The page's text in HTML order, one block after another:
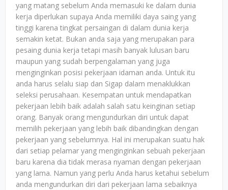
yang matang sebelum Anda memasuki ke dalam dunia
kerja diperlukan supaya Anda memiliki daya saing yang
tinggi karena tingkat persaingan di dalam dunia kerja
semakin ketat. Bukan anda saja yang merupakan para
pesaing dunia kerja tetapi masih banyak lulusan baru
maupun yang sudah berpengalaman yang juga
menginginkan posisi pekerjaan idaman anda. Untuk itu
anda harus selalu siap dan Sigap dalam menaklukkan
seleksi perusahaan. Kesempatan untuk mendapatkan
pekerjaan lebih baik adalah salah satu keinginan setiap
orang. Banyak orang mengundurkan diri untuk dapat
memilih pekerjaan yang lebih baik dibandingkan dengan
pekerjaan yang sebelumnya. Hal ini merupakan suatu hak
dari setiap pelamar yang menginginkan sebuah pekerjaan
baru karena dia tidak merasa nyaman dengan pekerjaan
yang lama. Namun yang perlu Anda harus ketahui sebelum
anda mengundurkan diri dari pekerjaan lama sebaiknya